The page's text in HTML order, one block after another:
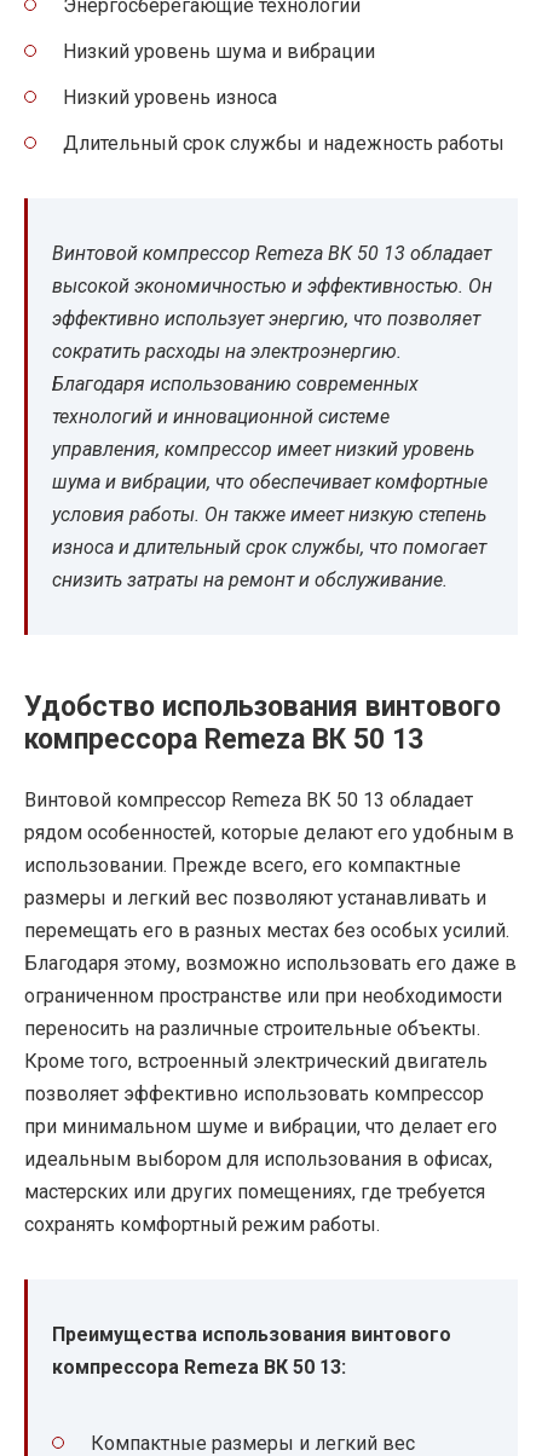
Энергосберегающие технологии
Низкий уровень шума и вибрации
Низкий уровень износа
Длительный срок службы и надежность работы
Винтовой компрессор Remeza ВК 50 13 обладает
высокой экономичностью и эффективностью. Он
эффективно использует энергию, что позволяет
сократить расходы на электроэнергию.
Благодаря использованию современных
технологий и инновационной системе
управления, компрессор имеет низкий уровень
шума и вибрации, что обеспечивает комфортные
условия работы. Он также имеет низкую степень
износа и длительный срок службы, что помогает
снизить затраты на ремонт и обслуживание.
Удобство использования винтового
компрессора Remeza ВК 50 13
Винтовой компрессор Remeza ВК 50 13 обладает
рядом особенностей, которые делают его удобным в
использовании. Прежде всего, его компактные
размеры и легкий вес позволяют устанавливать и
перемещать его в разных местах без особых усилий.
Благодаря этому, возможно использовать его даже в
ограниченном пространстве или при необходимости
переносить на различные строительные объекты.
Кроме того, встроенный электрический двигатель
позволяет эффективно использовать компрессор
при минимальном шуме и вибрации, что делает его
идеальным выбором для использования в офисах,
мастерских или других помещениях, где требуется
сохранять комфортный режим работы.
Преимущества использования винтового
компрессора Remeza ВК 50 13:
Компактные размеры и легкий вес